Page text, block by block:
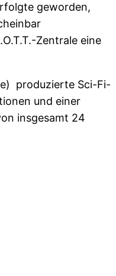
geworden,
Zentrale eine
produzierte Sci-Fi-
und einer
insgesamt 24